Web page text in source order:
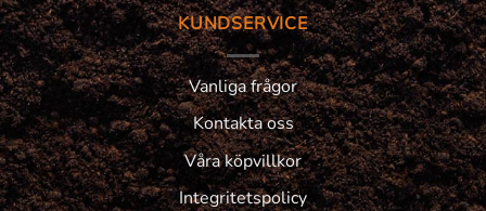
KUNDSERVICE
Vanliga frågor
Kontakta oss
Våra köpvillkor
Integritetspolicy